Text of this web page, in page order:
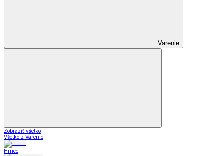
Varenie
Zobraziť všetko
Všetko z Varenie
Hrnce